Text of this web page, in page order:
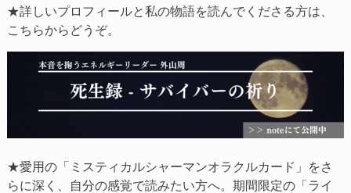
★詳しいプロフィールと私の物語を読んでくださる方は、
こちらからどうぞ。
★愛用の「ミスティカルシャーマンオラクルカード」をさ
らに深く、自分の感覚で読みたい方へ。期間限定の「ライ